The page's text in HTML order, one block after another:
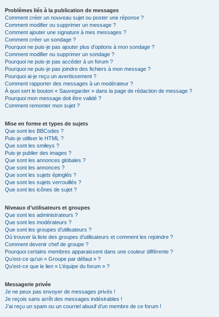
Problèmes liés à la publication de messages
Comment créer un nouveau sujet ou poster une réponse ?
Comment modifier ou supprimer un message ?
Comment ajouter une signature à mes messages ?
Comment créer un sondage ?
Pourquoi ne puis-je pas ajouter plus d’options à mon sondage ?
Comment modifier ou supprimer un sondage ?
Pourquoi ne puis-je pas accéder à un forum ?
Pourquoi ne puis-je pas joindre des fichiers à mon message ?
Pourquoi ai-je reçu un avertissement ?
Comment rapporter des messages à un modérateur ?
À quoi sert le bouton « Sauvegarder » dans la page de rédaction de message ?
Pourquoi mon message doit être validé ?
Comment remonter mon sujet ?
Mise en forme et types de sujets
Que sont les BBCodes ?
Puis-je utiliser le HTML ?
Que sont les smileys ?
Puis-je publier des images ?
Que sont les annonces globales ?
Que sont les annonces ?
Que sont les sujets épinglés ?
Que sont les sujets verrouillés ?
Que sont les icônes de sujet ?
Niveaux d’utilisateurs et groupes
Que sont les administrateurs ?
Que sont les modérateurs ?
Que sont les groupes d’utilisateurs ?
Où trouver la liste des groupes d’utilisateurs et comment les rejoindre ?
Comment devenir chef de groupe ?
Pourquoi certains membres apparaissent dans une couleur différente ?
Qu’est-ce qu’un « Groupe par défaut » ?
Qu’est-ce que le lien « L’équipe du forum » ?
Messagerie privée
Je ne peux pas envoyer de messages privés !
Je reçois sans arrêt des messages indésirables !
J’ai reçu un spam ou un courriel abusif d’un membre de ce forum !